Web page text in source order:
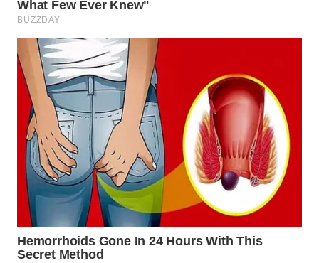
KELISTRIKAN
WALINKI
ID
MAWAKA
ID
MARTABAT
PLN
WATCH